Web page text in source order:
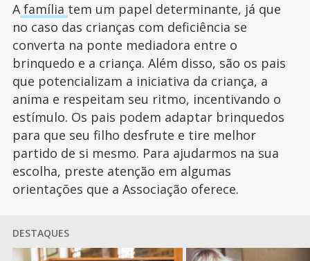
Afamília tem um papel determinante, já que
no caso das crianças com deficiência se
converta na ponte mediadora entre o
brinquedo e a criança. Além disso, são os pais
que potencializam a iniciativa da criança, a
anima e respeitam seu ritmo, incentivando o
estímulo. Os pais podem adaptar brinquedos
para que seu filho desfrute e tire melhor
partido de si mesmo. Para ajudarmos na sua
escolha, preste atenção em algumas
orientações que a Associação oferece.
DESTAQUES